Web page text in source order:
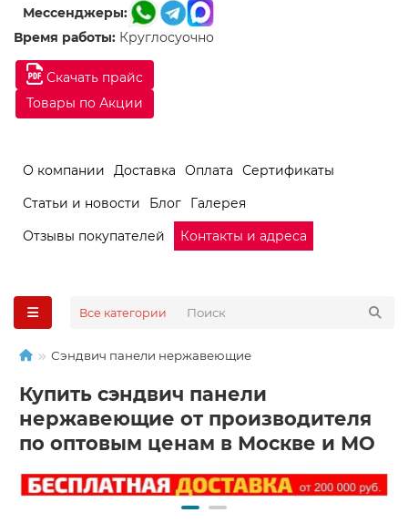
Скачать прайс
Товары по Акции
Мессенджеры:
Время работы: Круглосуочно
О компании Доставка Оплата
Сертификаты
Статьи и новости
Блог
Галерея
Отзывы покупателей
Контакты и адреса
Все категории
Сэндвич панели нержавеющие
Купить сэндвич панели
нержавеющие от производителя
по оптовым ценам в Москве и МО